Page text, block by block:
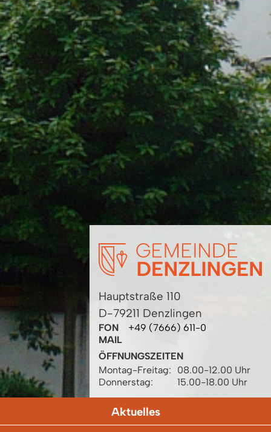
Hauptstraße 110
D-79211 Denzlingen
FON
+49 (7666) 611-0
MAIL
ÖFFNUNGSZEITEN
Montag-Freitag:
08.00-12.00 Uhr
Donnerstag:
15.00-18.00 Uhr
Aktuelles